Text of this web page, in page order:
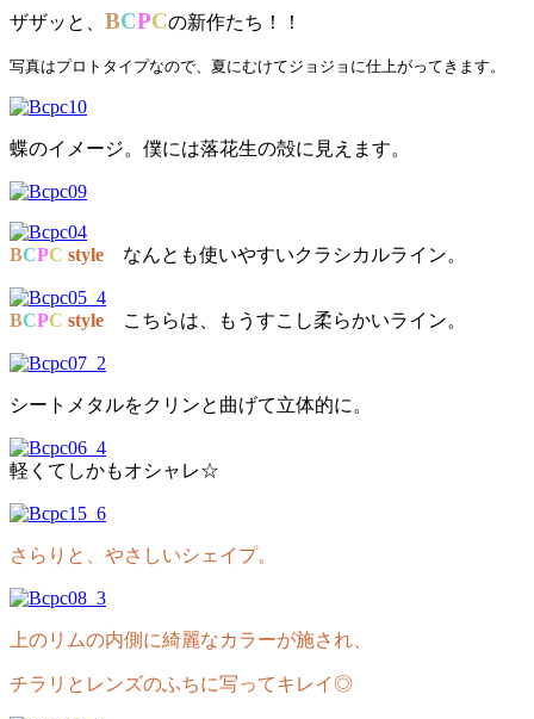
ザザッと、 BCPCの新作たち！！
写真はプロトタイプなので、夏にむけてジョジョに仕上がってきます。
蝶のイメージ。僕には落花生の殻に見えます。
BCPC style なんとも使いやすいクラシカルライン。
BCPC style こちらは、もうすこし柔らかいライン。
シートメタルをクリンと曲げて立体的に。
軽くてしかもオシャレ☆
さらりと、やさしいシェイプ。
上のリムの内側に綺麗なカラーが施され、
チラリとレンズのふちに写ってキレイ◎